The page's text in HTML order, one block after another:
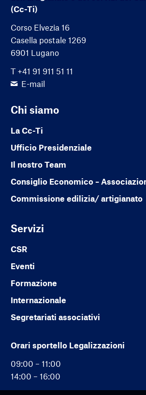
(Cc-Ti)
Corso Elvezia 16
Casella postale 1269
6901 Lugano
T +41 91 911 51 11
E-mail
Chi siamo
La Cc-Ti
Ufficio Presidenziale
Il nostro Team
Consiglio Economico –
Commissione edilizia/ artigianato
Servizi
CSR
Eventi
Formazione
Internazionale
Segretariati associativi
Orari sportello Legalizzazioni
09:00 – 11:00
14:00 – 16:00